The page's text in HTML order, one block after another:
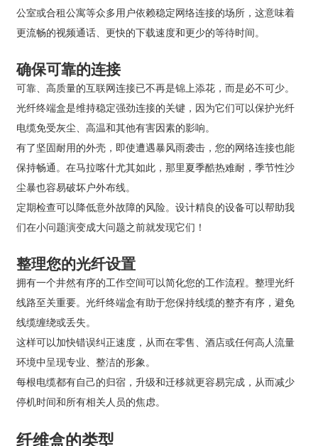
公室或合租公寓等众多用户依赖稳定网络连接的场所，这意味着
更流畅的视频通话、更快的下载速度和更少的等待时间。
确保可靠的连接
可靠、高质量的互联网连接已不再是锦上添花，而是必不可少。
光纤终端盒是维持稳定强劲连接的关键，因为它们可以保护光纤
电缆免受灰尘、高温和其他有害因素的影响。
有了坚固耐用的外壳，即使遭遇暴风雨袭击，您的网络连接也能
保持畅通。在马拉喀什尤其如此，那里夏季酷热难耐，季节性沙
尘暴也容易破坏户外布线。
定期检查可以降低意外故障的风险。设计精良的设备可以帮助我
们在小问题演变成大问题之前就发现它们！
整理您的光纤设置
拥有一个井然有序的工作空间可以简化您的工作流程。整理光纤
线路至关重要。光纤终端盒有助于您保持线缆的整齐有序，避免
线缆缠绕或丢失。
这样可以加快错误纠正速度，从而在零售、酒店或任何高人流量
环境中呈现专业、整洁的形象。
每根电缆都有自己的归宿，升级和迁移就更容易完成，从而减少
停机时间和所有相关人员的焦虑。
纤维盒的类型